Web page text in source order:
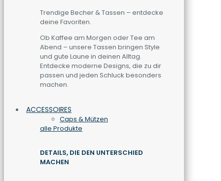
Trendige Becher & Tassen – entdecke
deine Favoriten.
Ob Kaffee am Morgen oder Tee am
Abend – unsere Tassen bringen Style
und gute Laune in deinen Alltag.
Entdecke moderne Designs, die zu dir
passen und jeden Schluck besonders
machen.
ACCESSOIRES
Caps & Mützen
alle Produkte
DETAILS, DIE DEN UNTERSCHIED
MACHEN